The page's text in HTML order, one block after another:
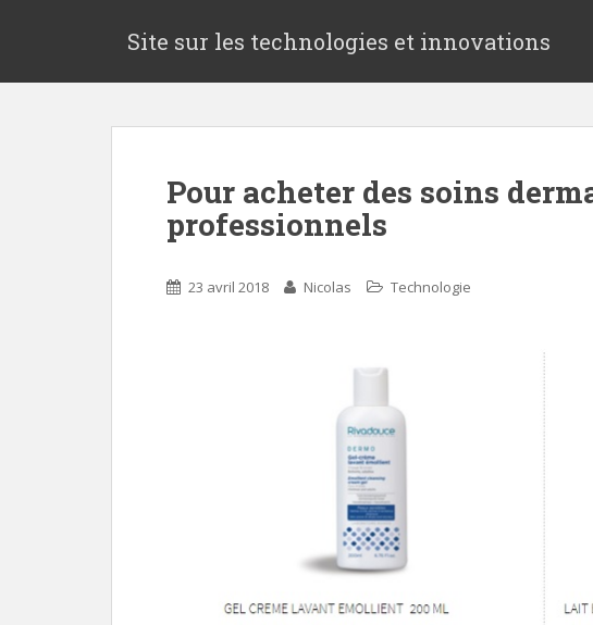
p
Site sur les technologies et innovations
Pour acheter des soins
professionnels
23 avril 2018 Nicolas Technologie